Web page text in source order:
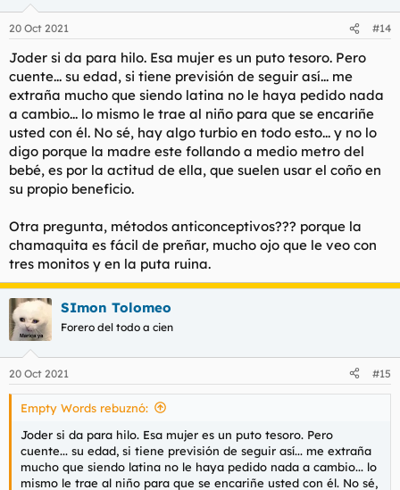
e
:
20 Oct 2021 #14
Joder si da para hilo. Esa mujer es un puto tesoro. Pero
cuente... su edad, si tiene previsión de seguir así... me
extraña mucho que siendo latina no le haya pedido nada
a cambio... lo mismo le trae al niño para que se encariñe
usted con él. No sé, hay algo turbio en todo esto... y no lo
digo porque la madre este follando a medio metro del
bebé, es por la actitud de ella, que suelen usar el coño en
su propio beneficio.
Otra pregunta, métodos anticonceptivos??? porque la
chamaquita es fácil de preñar, mucho ojo que le veo con
tres monitos y en la puta ruina.
SImon Tolomeo
Forero del todo a cien
20 Oct 2021 #15
Empty Words rebuznó:
Joder si da para hilo. Esa mujer es un puto tesoro. Pero
cuente... su edad, si tiene previsión de seguir así... me extraña
mucho que siendo latina no le haya pedido nada a cambio... lo
mismo le trae al niño para que se encariñe usted con él. No sé,